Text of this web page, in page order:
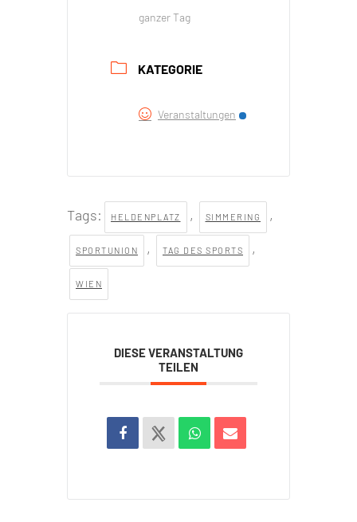
ganzer Tag
KATEGORIE
Veranstaltungen
Tags: HELDENPLATZ , SIMMERING ,
SPORTUNION , TAG DES SPORTS ,
WIEN
DIESE VERANSTALTUNG
TEILEN